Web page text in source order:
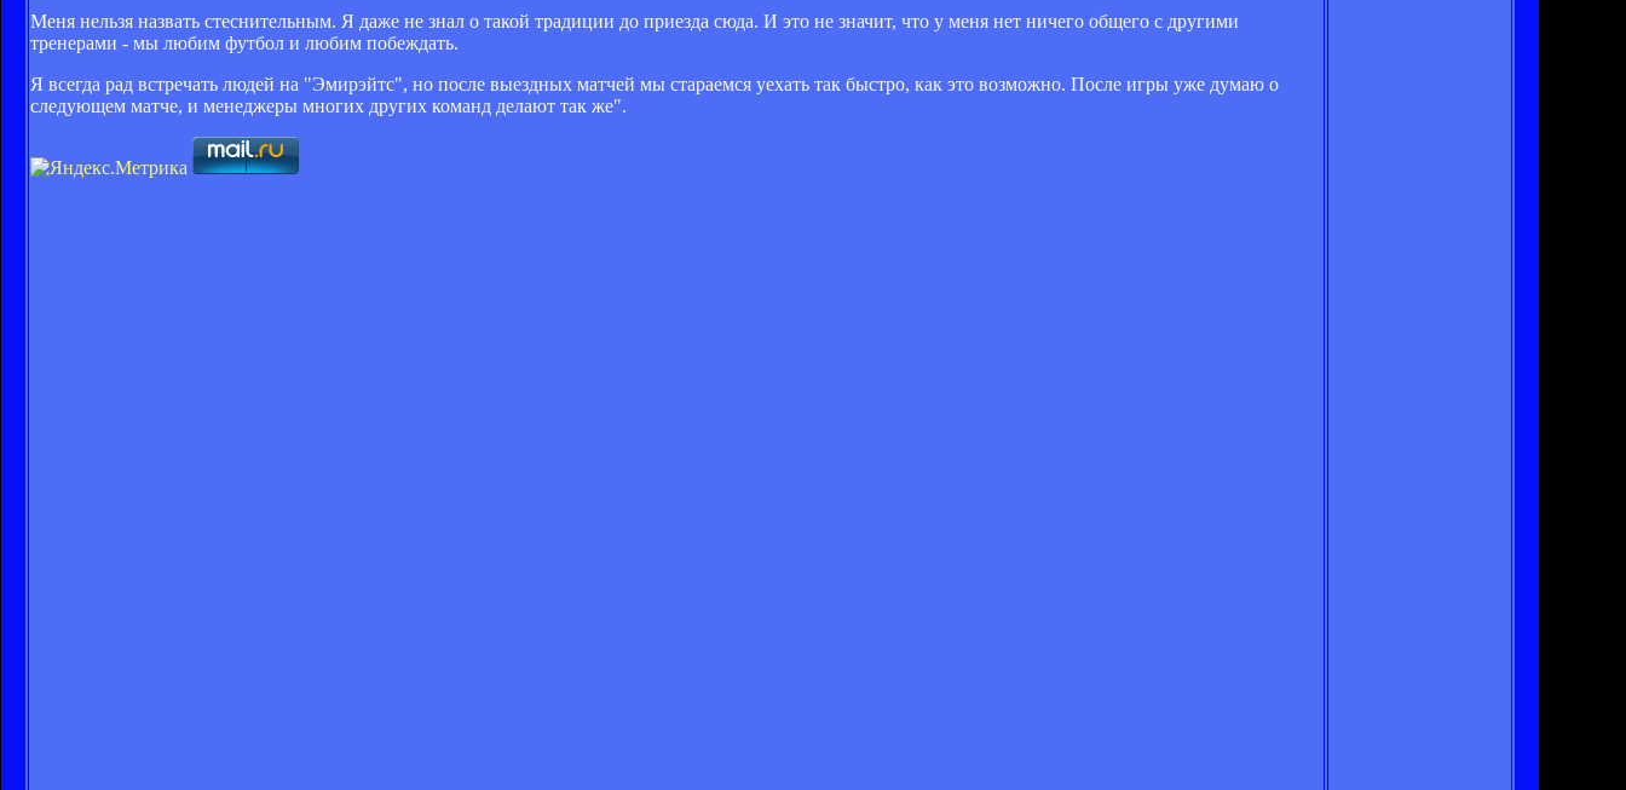
Меня нельзя назвать стеснительным. Я даже не знал о такой традиции до приезда сюда. И это не значит, что у меня нет ничего общего с другими
тренерами - мы любим футбол и любим побеждать.
Я всегда рад встречать людей на "Эмирэйтс", но после выездных матчей мы стараемся уехать так быстро, как это возможно. После игры уже думаю о
следующем матче, и менеджеры многих других команд делают так же".